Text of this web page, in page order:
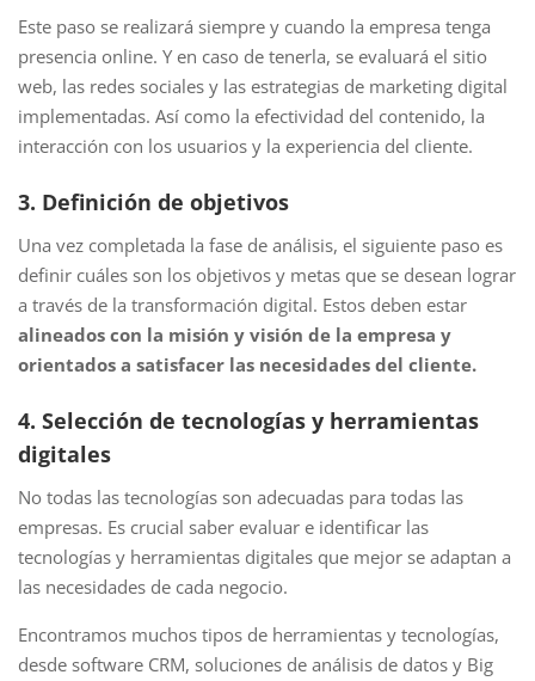
Este paso se realizará siempre y cuando la empresa tenga
presencia online. Y en caso de tenerla, se evaluará el sitio
web, las redes sociales y las estrategias de marketing digital
implementadas. Así como la efectividad del contenido, la
interacción con los usuarios y la experiencia del cliente.
3. Definición de objetivos
Una vez completada la fase de análisis, el siguiente paso es
definir cuáles son los objetivos y metas que se desean lograr
a través de la transformación digital. Estos deben estar
alineados con la misión y visión de la empresa y
orientados a satisfacer las necesidades del cliente.
4. Selección de tecnologías y herramientas
digitales
No todas las tecnologías son adecuadas para todas las
empresas. Es crucial saber evaluar e identificar las
tecnologías y herramientas digitales que mejor se adaptan a
las necesidades de cada negocio.
Encontramos muchos tipos de herramientas y tecnologías,
desde software CRM, soluciones de análisis de datos y Big